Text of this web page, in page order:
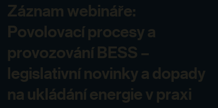
Záznam webináře:
Povolovací procesy a
provozování BESS –
legislativní novinky a dopady
na ukládání energie v praxi